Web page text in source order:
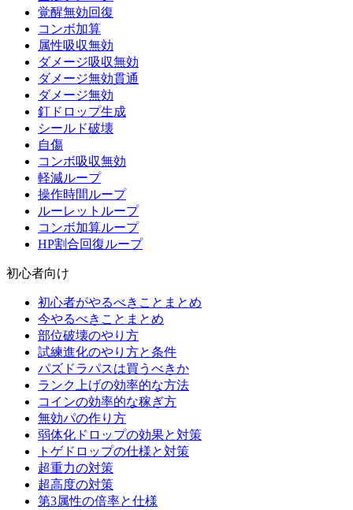
覚醒無効回復
コンボ加算
属性吸収無効
ダメージ吸収無効
ダメージ無効貫通
ダメージ無効
釘ドロップ生成
シールド破壊
自傷
コンボ吸収無効
軽減ループ
操作時間ループ
ルーレットループ
コンボ加算ループ
HP割合回復ループ
初心者向け
初心者がやるべきことまとめ
今やるべきことまとめ
部位破壊のやり方
試練進化のやり方と条件
パズドラパスは買うべきか
ランク上げの効率的な方法
コインの効率的な稼ぎ方
無効パの作り方
弱体化ドロップの効果と対策
トゲドロップの仕様と対策
超重力の対策
超高度の対策
第3属性の倍率と仕様